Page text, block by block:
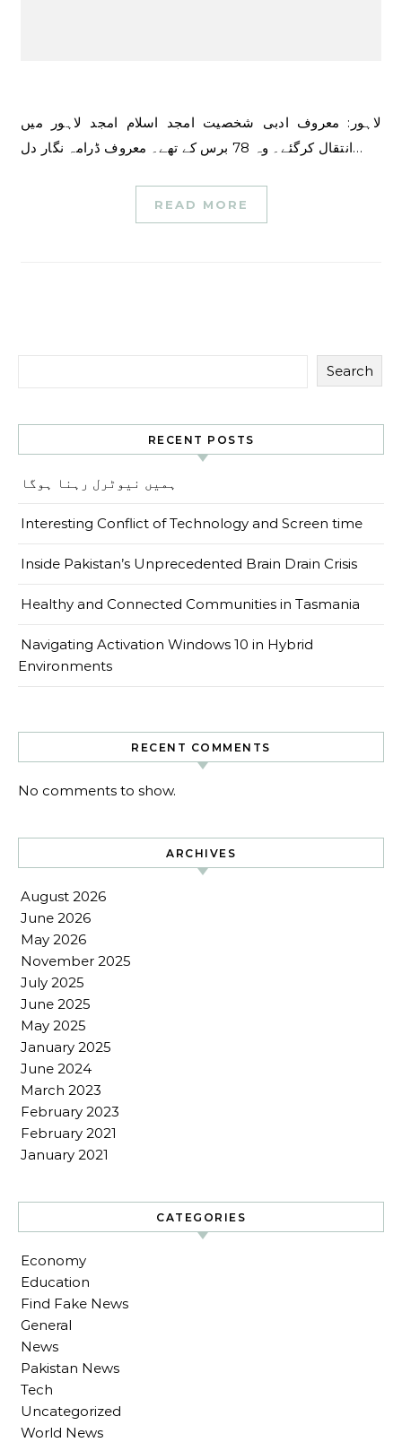
لاہور: معروف ادبی شخصیت امجد اسلام امجد لاہور میں
انتقال کرگئے۔ وہ 78 برس کے تھے۔ معروف ڈرامہ نگار دل…
READ MORE
Search
RECENT POSTS
ہمیں نیوٹرل رہنا ہوگا
Interesting Conflict of Technology and Screen time
Inside Pakistan’s Unprecedented Brain Drain Crisis
Healthy and Connected Communities in Tasmania
Navigating Activation Windows 10 in Hybrid
Environments
RECENT COMMENTS
No comments to show.
ARCHIVES
August 2026
June 2026
May 2026
November 2025
July 2025
June 2025
May 2025
January 2025
June 2024
March 2023
February 2023
February 2021
January 2021
CATEGORIES
Economy
Education
Find Fake News
General
News
Pakistan News
Tech
Uncategorized
World News